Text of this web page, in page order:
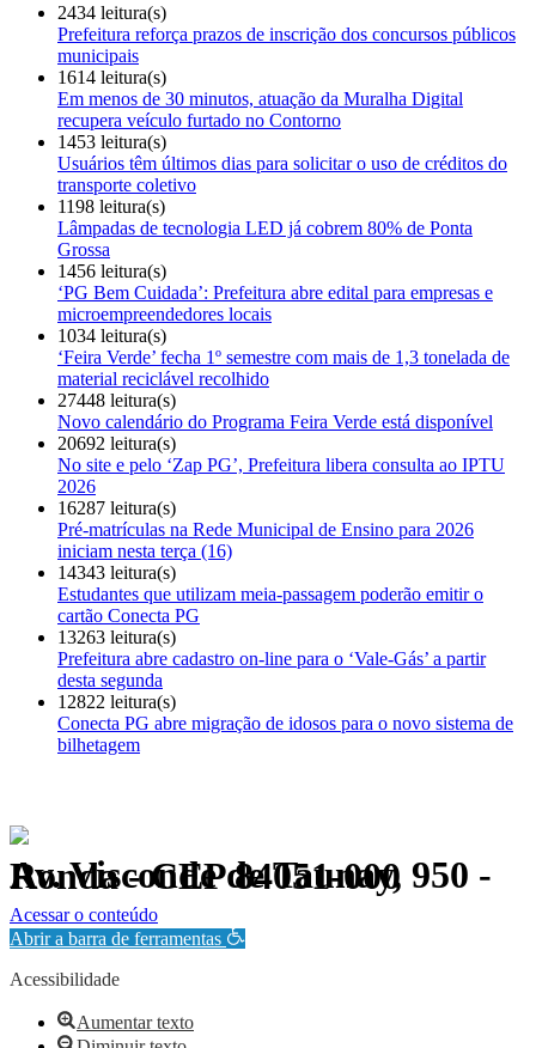
2434 leitura(s)
Prefeitura reforça prazos de inscrição dos concursos públicos
municipais
1614 leitura(s)
Em menos de 30 minutos, atuação da Muralha Digital
recupera veículo furtado no Contorno
1453 leitura(s)
Usuários têm últimos dias para solicitar o uso de créditos do
transporte coletivo
1198 leitura(s)
Lâmpadas de tecnologia LED já cobrem 80% de Ponta
Grossa
1456 leitura(s)
‘PG Bem Cuidada’: Prefeitura abre edital para empresas e
microempreendedores locais
1034 leitura(s)
‘Feira Verde’ fecha 1º semestre com mais de 1,3 tonelada de
material reciclável recolhido
27448 leitura(s)
Novo calendário do Programa Feira Verde está disponível
20692 leitura(s)
No site e pelo ‘Zap PG’, Prefeitura libera consulta ao IPTU
2026
16287 leitura(s)
Pré-matrículas na Rede Municipal de Ensino para 2026
iniciam nesta terça (16)
14343 leitura(s)
Estudantes que utilizam meia-passagem poderão emitir o
cartão Conecta PG
13263 leitura(s)
Prefeitura abre cadastro on-line para o ‘Vale-Gás’ a partir
desta segunda
12822 leitura(s)
Conecta PG abre migração de idosos para o novo sistema de
bilhetagem
Av. Visconde de Taunay, 950 - Ronda - CEP 84051-000
Política de Privacidade.
Acessar o conteúdo
Abrir a barra de ferramentas
Acessibilidade
Aumentar texto